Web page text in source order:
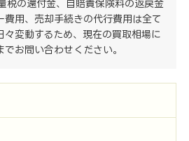
税の還付金、自賠責保険料の返戻金
費用、売却手続きの代行費用は全て
々変動するため、現在の買取相場に
お問い合わせください。